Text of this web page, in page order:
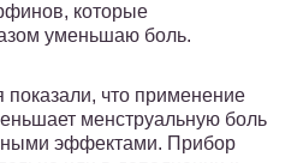
которые
уменьшаю боль.
показали, что применение
менструальную боль
эффектами. Прибор